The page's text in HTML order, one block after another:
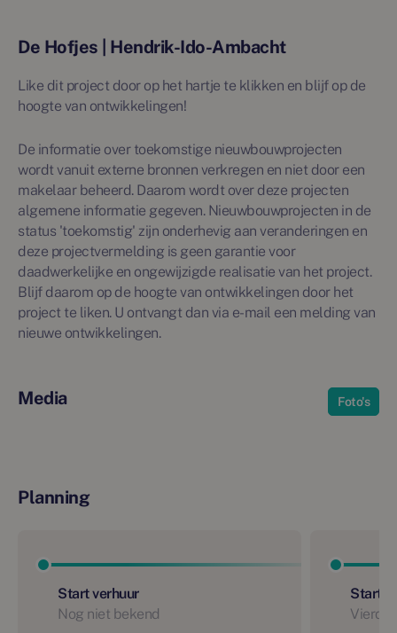
De Hofjes | Hendrik-Ido-Ambacht
Like dit project door op het hartje te klikken en blijf op de
hoogte van ontwikkelingen!
De informatie over toekomstige nieuwbouwprojecten
wordt vanuit externe bronnen verkregen en niet door een
makelaar beheerd. Daarom wordt over deze projecten
algemene informatie gegeven. Nieuwbouwprojecten in de
status 'toekomstig' zijn onderhevig aan veranderingen en
deze projectvermelding is geen garantie voor
daadwerkelijke en ongewijzigde realisatie van het project.
Blijf daarom op de hoogte van ontwikkelingen door het
project te liken. U ontvangt dan via e-mail een melding van
nieuwe ontwikkelingen.
Media Foto's
Planning
Start verhuur
Nog niet bekend
Start
Vierde